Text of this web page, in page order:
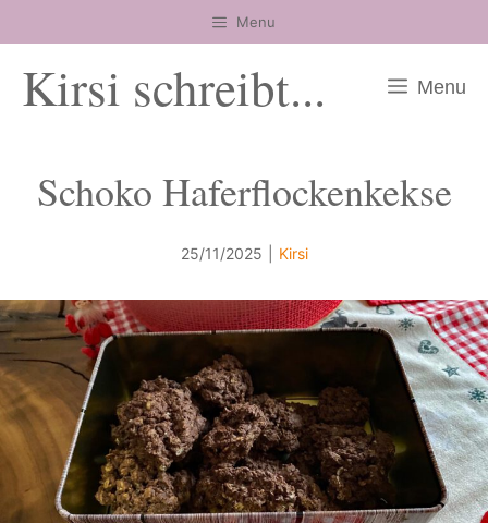
Inhalt
springen
Menu
Kirsi schreibt... Menu
Schoko Haferflockenkekse
25/11/2025 Kirsi